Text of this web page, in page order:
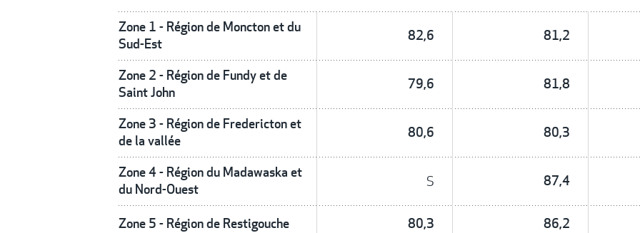
Zone 1 - Région de Moncton et du
Sud-Est
82,6 81,2
Zone 2 - Région de Fundy et de
Saint John
79,6 81,8
Zone 3 - Région de Fredericton et
de la vallée
80,6 80,3
Zone 4 - Région du Madawaska et
du Nord-Ouest
S 87,4
Zone 5 - Région de Restigouche 80,3 86,2